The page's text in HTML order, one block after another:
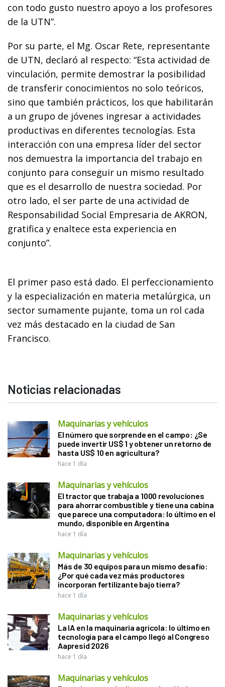
con todo gusto nuestro apoyo a los profesores
de la UTN”.
Por su parte, el Mg. Oscar Rete, representante
de UTN, declaró al respecto: “Esta actividad de
vinculación, permite demostrar la posibilidad
de transferir conocimientos no solo teóricos,
sino que también prácticos, los que habilitarán
a un grupo de jóvenes ingresar a actividades
productivas en diferentes tecnologías. Esta
interacción con una empresa líder del sector
nos demuestra la importancia del trabajo en
conjunto para conseguir un mismo resultado
que es el desarrollo de nuestra sociedad. Por
otro lado, el ser parte de una actividad de
Responsabilidad Social Empresaria de AKRON,
gratifica y enaltece esta experiencia en
conjunto”.
El primer paso está dado. El perfeccionamiento
y la especialización en materia metalúrgica, un
sector sumamente pujante, toma un rol cada
vez más destacado en la ciudad de San
Francisco.
Noticias relacionadas
Maquinarias y vehículos
El número que sorprende en el campo: ¿Se
puede invertir US$ 1 y obtener un retorno de
hasta US$ 10 en agricultura?
hace 1 día
Maquinarias y vehículos
El tractor que trabaja a 1000 revoluciones
para ahorrar combustible y tiene una cabina
que parece una computadora: lo último en el
mundo, disponible en Argentina
hace 1 día
Maquinarias y vehículos
Más de 30 equipos para un mismo desafío:
¿Por qué cada vez más productores
incorporan fertilizante bajo tierra?
hace 1 día
Maquinarias y vehículos
La IA en la maquinaria agrícola: lo último en
tecnología para el campo llegó al Congreso
Aapresid 2026
hace 1 día
Maquinarias y vehículos